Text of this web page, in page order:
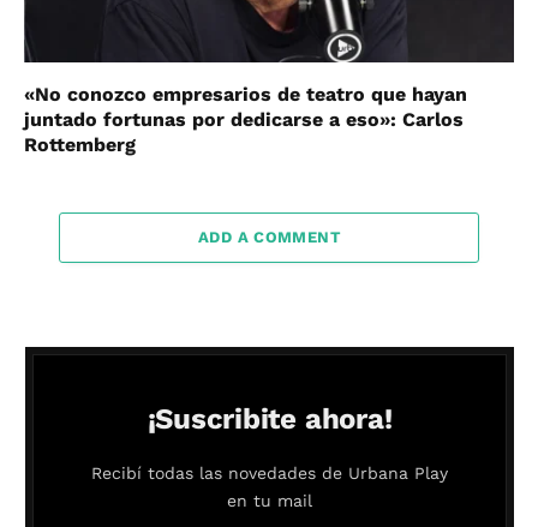
«No conozco empresarios de teatro que hayan
juntado fortunas por dedicarse a eso»: Carlos
Rottemberg
ADD A COMMENT
¡Suscribite ahora!
Recibí todas las novedades de Urbana Play
en tu mail